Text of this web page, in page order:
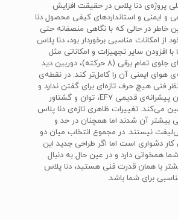
پروژه‌ی دنا پلاس در حقیقت افزایش
و ایمنی و استانداردهای کیفی محصول دنا
خاطر در حالی که با نگاهی منصفانه حتی
امکانات مناسبی برخوردار بود، دنا پلاس
افزودن سایر تجهیزات و امکاناتی مثل
سانروف، صندلی‌های جلوی تمام برقی (8 حرکته)، دوربین دید
هوای ایمنی آن را کامل‌تر کند. در نقطه‌ی
فنی هیچ حرف تازه‌ای برای گفتن ندارد و
با بهره‌گیری از همان پیشرانه‌ی قدیمی EF7، توان و گشتاور
می‌کند. تغییرات ظاهری تازه‌ی دنا پلاس
بیشتر آن شدند اما همچنان در حد و
نیستند. در مجموع انتخاب میان دو
کار دشواری است اما اگر طراحی جدید این
همخوانی دارد و در عین حال به دنبال
با همان قدرت فنی هستید، دنا پلاس
برای شما باشد.